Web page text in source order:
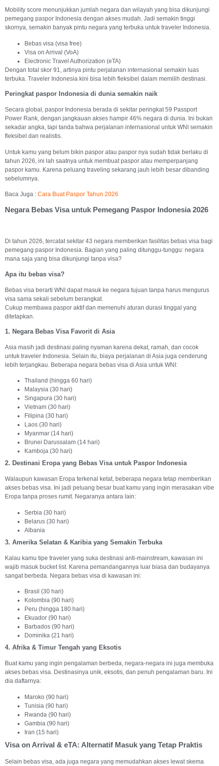
Mobility score menunjukkan jumlah negara dan wilayah yang bisa dikunjungi
pemegang paspor Indonesia dengan akses mudah. Jadi semakin tinggi
skornya, semakin banyak pintu negara yang terbuka untuk traveler Indonesia.
Bebas visa (visa free)
Visa on Arrival (VoA)
Electronic Travel Authorization (eTA)
Dengan total skor 91, artinya pintu perjalanan internasional semakin luas
terbuka. Traveler Indonesia kini bisa lebih fleksibel dalam memilih destinasi.
Peringkat paspor Indonesia di dunia semakin naik
Secara global, paspor Indonesia berada di sekitar peringkat 59 Passport
Power Rank, dengan jangkauan akses hampir 46% negara di dunia. Ini bukan
sekadar angka, tapi tanda bahwa perjalanan internasional untuk WNI semakin
fleksibel dan realistis.
Untuk kamu yang belum bikin paspor atau paspor nya sudah tidak berlaku di
tahun 2026, ini lah saatnya untuk membuat paspor atau memperpanjang
paspor kamu. Karena peluang traveling sekarang jauh lebih besar dibanding
sebelumnya.
Baca Juga : Cara Buat Paspor Tahun 2026
Negara Bebas Visa untuk Pemegang Paspor Indonesia 2026
Di tahun 2026, tercatat sekitar 43 negara memberikan fasilitas bebas visa bagi
pemegang paspor Indonesia. Bagian yang paling ditunggu-tunggu: negara
mana saja yang bisa dikunjungi tanpa visa?
Apa itu bebas visa?
Bebas visa berarti WNI dapat masuk ke negara tujuan tanpa harus mengurus
visa sama sekali sebelum berangkat.
Cukup membawa paspor aktif dan memenuhi aturan durasi tinggal yang
ditetapkan.
1. Negara Bebas Visa Favorit di Asia
Asia masih jadi destinasi paling nyaman karena dekat, ramah, dan cocok
untuk traveler Indonesia. Selain itu, biaya perjalanan di Asia juga cenderung
lebih terjangkau. Beberapa negara bebas visa di Asia untuk WNI:
Thailand (hingga 60 hari)
Malaysia (30 hari)
Singapura (30 hari)
Vietnam (30 hari)
Filipina (30 hari)
Laos (30 hari)
Myanmar (14 hari)
Brunei Darussalam (14 hari)
Kamboja (30 hari)
2. Destinasi Eropa yang Bebas Visa untuk Paspor Indonesia
Walaupun kawasan Eropa terkenal ketat, beberapa negara tetap memberikan
akses bebas visa. Ini jadi peluang besar buat kamu yang ingin merasakan vibe
Eropa tanpa proses rumit. Negaranya antara lain:
Serbia (30 hari)
Belarus (30 hari)
Albania
3. Amerika Selatan & Karibia yang Semakin Terbuka
Kalau kamu tipe traveler yang suka destinasi anti-mainstream, kawasan ini
wajib masuk bucket list. Karena pemandangannya luar biasa dan budayanya
sangat berbeda. Negara bebas visa di kawasan ini:
Brasil (30 hari)
Kolombia (90 hari)
Peru (hingga 180 hari)
Ekuador (90 hari)
Barbados (90 hari)
Dominika (21 hari)
4. Afrika & Timur Tengah yang Eksotis
Buat kamu yang ingin pengalaman berbeda, negara-negara ini juga membuka
akses bebas visa. Destinasinya unik, eksotis, dan penuh pengalaman baru. Ini
dia daftarnya:
Maroko (90 hari)
Tunisia (90 hari)
Rwanda (90 hari)
Gambia (90 hari)
Iran (15 hari)
Visa on Arrival & eTA: Alternatif Masuk yang Tetap Praktis
Selain bebas visa, ada juga negara yang memudahkan akses lewat skema